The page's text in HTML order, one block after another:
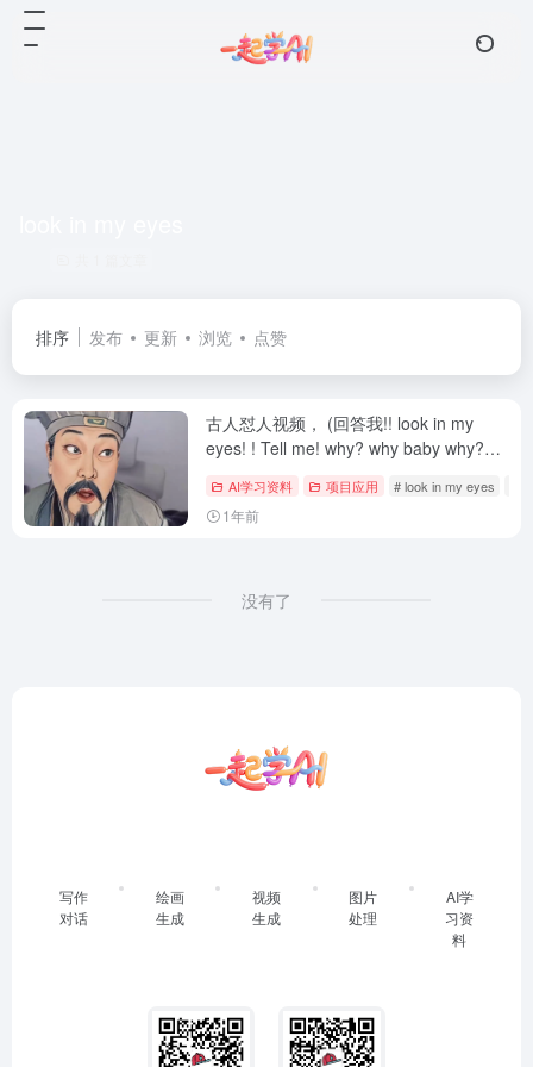
排序 发布 更新 浏览 点赞
古人怼人视频， (回答我!! look in my
eyes! ! Tell me! why? why baby why?
AI学习资料 项目应用 # look in my eyes
1年前
没有了
写作
对话
绘画
生成
视频
生成
图片
处理
AI学
习资
料